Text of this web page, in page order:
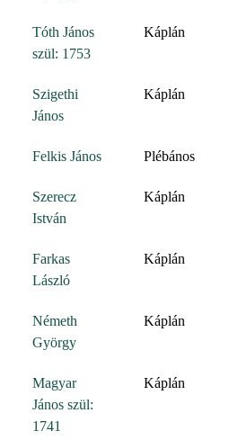
Tóth János
szül: 1753
Káplán
Szigethi
János
Káplán
Felkis János Plébános
Szerecz
István
Káplán
Farkas
László
Káplán
Németh
György
Káplán
Magyar
János szül:
1741
Káplán